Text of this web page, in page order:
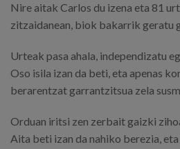
Nire aitak Carlos du izena eta 81
zitzaidanean, biok bakarrik geratu
Urteak pasa ahala, independizatu
Oso isila izan da beti, eta apenas
berarentzat garrantzitsua zela
Orduan iritsi zen zerbait gaizki
Aita beti izan da nahiko berezia,